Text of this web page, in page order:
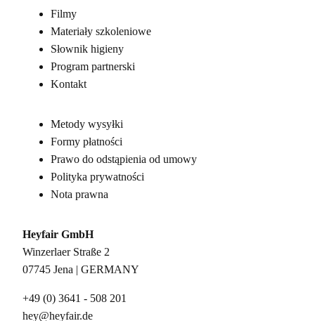
Filmy
Materiały szkoleniowe
Słownik higieny
Program partnerski
Kontakt
Metody wysyłki
Formy płatności
Prawo do odstąpienia od umowy
Polityka prywatności
Nota prawna
Heyfair GmbH
Winzerlaer Straße 2
07745 Jena | GERMANY
+49 (0) 3641 - 508 201
hey@heyfair.de